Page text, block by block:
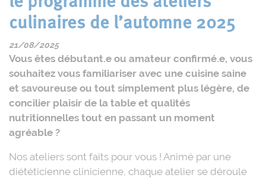
culinaires de l’automne 2025
21/08/2025
Vous êtes débutant.e ou amateur confirmé.e, vous
souhaitez vous familiariser avec une cuisine saine
et savoureuse ou tout simplement plus légère, de
concilier plaisir de la table et qualités
nutritionnelles tout en passant un moment
agréable ?
Nos ateliers sont faits pour vous ! Animé par une
diététicienne clinicienne, chaque atelier se déroule